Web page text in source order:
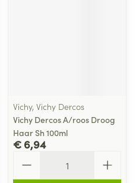
Vichy, Vichy Dercos
Vichy Dercos A/roos Droog
Haar Sh 100ml
€ 6,94